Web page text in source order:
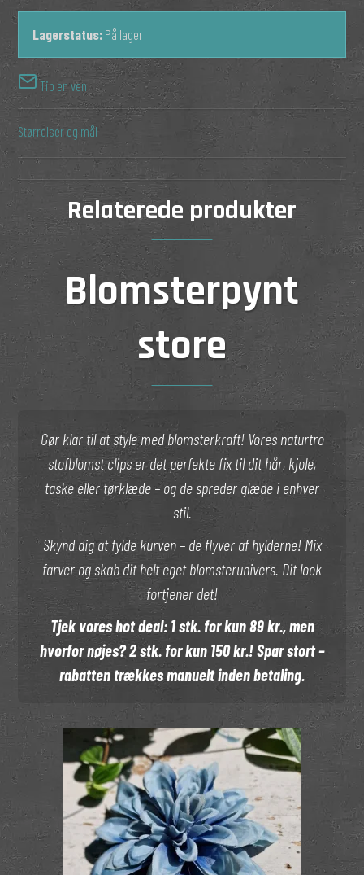
Lagerstatus: På lager
Tip en ven
Størrelser og mål
Relaterede produkter
Blomsterpynt
store
Gør klar til at style med blomsterkraft! Vores naturtro
stofblomst clips er det perfekte fix til dit hår, kjole,
taske eller tørklæde – og de spreder glæde i enhver
stil.
Skynd dig at fylde kurven – de flyver af hylderne! Mix
farver og skab dit helt eget blomsterunivers. Dit look
fortjener det!
Tjek vores hot deal: 1 stk. for kun 89 kr., men
hvorfor nøjes? 2 stk. for kun 150 kr.! Spar stort –
rabatten trækkes manuelt inden betaling.